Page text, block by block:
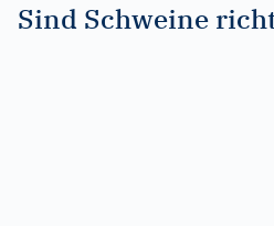
Sind Schweine